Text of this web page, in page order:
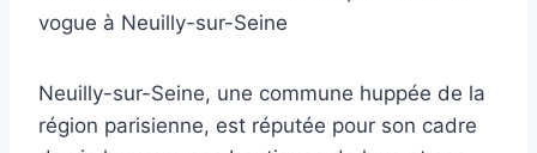
vogue à Neuilly-sur-Seine
Neuilly-sur-Seine, une commune huppée de la
région parisienne, est réputée pour son cadre